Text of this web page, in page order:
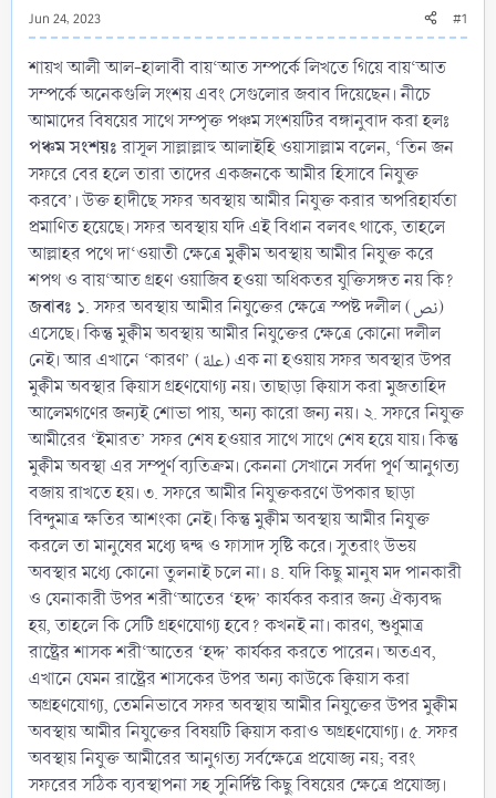
Jun 24, 2023 #1
শায়খ আলী আল-হালাবী বায়‘আত সম্পর্কে লিখতে গিয়ে বায়‘আত
সম্পর্কে অনেকগুলি সংশয় এবং সেগুলোর জবাব দিয়েছেন। নীচে
আমাদের বিষয়ের সাথে সম্পৃক্ত পঞ্চম সংশয়টির বঙ্গানুবাদ করা হলঃ
পঞ্চম সংশয়ঃরাসূল সাল্লাল্লাহু আলাইহি ওয়াসাল্লাম বলেন, ‘তিন জন
সফরে বের হলে তারা তাদের একজনকে আমীর হিসাবে নিযুক্ত
করবে’। উক্ত হাদীছে সফর অবস্থায় আমীর নিযুক্ত করার অপরিহার্যতা
প্রমাণিত হয়েছে। সফর অবস্থায় যদি এই বিধান বলবৎ থাকে, তাহলে
আল্লাহর পথে দা‘ওয়াতী ক্ষেত্রে মুক্বীম অবস্থায় আমীর নিযুক্ত করে
শপথ ও বায়‘আত গ্রহণ ওয়াজিব হওয়া অধিকতর যুক্তিসঙ্গত নয় কি?
জবাবঃ ১. সফর অবস্থায় আমীর নিযুক্তের ক্ষেত্রে স্পষ্ট দলীল (نص)
এসেছে। কিন্তু মুক্বীম অবস্থায় আমীর নিযুক্তের ক্ষেত্রে কোনো দলীল
নেই। আর এখানে ‘কারণ’ (علة) এক না হওয়ায় সফর অবস্থার উপর
মুক্বীম অবস্থার ক্বিয়াস গ্রহণযোগ্য নয়। তাছাড়া ক্বিয়াস করা মুজতাহিদ
আলেমগণের জন্যই শোভা পায়, অন্য কারো জন্য নয়। ২. সফরে নিযুক্ত
আমীরের ‘ইমারত’ সফর শেষ হওয়ার সাথে সাথে শেষ হয়ে যায়। কিন্তু
মুক্বীম অবস্থা এর সম্পূর্ণ ব্যতিক্রম। কেননা সেখানে সর্বদা পূর্ণ আনুগত্য
বজায় রাখতে হয়। ৩. সফরে আমীর নিযুক্তকরণে উপকার ছাড়া
বিন্দুমাত্র ক্ষতির আশংকা নেই। কিন্তু মুক্বীম অবস্থায় আমীর নিযুক্ত
করলে তা মানুষের মধ্যে দ্বন্দ্ব ও ফাসাদ সৃষ্টি করে। সুতরাং উভয়
অবস্থার মধ্যে কোনো তুলনাই চলে না। ৪. যদি কিছু মানুষ মদ পানকারী
ও যেনাকারী উপর শরী‘আতের ‘হদ্দ’ কার্যকর করার জন্য ঐক্যবদ্ধ
হয়, তাহলে কি সেটি গ্রহণযোগ্য হবে? কখনই না। কারণ, শুধুমাত্র
রাষ্ট্রের শাসক শরী‘আতের ‘হদ্দ’ কার্যকর করতে পারেন। অতএব,
এখানে যেমন রাষ্ট্রের শাসকের উপর অন্য কাউকে ক্বিয়াস করা
অগ্রহণযোগ্য, তেমনিভাবে সফর অবস্থায় আমীর নিযুক্তের উপর মুক্বীম
অবস্থায় আমীর নিযুক্তের বিষয়টি ক্বিয়াস করাও অগ্রহণযোগ্য। ৫. সফর
অবস্থায় নিযুক্ত আমীরের আনুগত্য সর্বক্ষেত্রে প্রযোজ্য নয়; বরং
সফরের সঠিক ব্যবস্থাপনা সহ সুনির্দিষ্ট কিছু বিষয়ের ক্ষেত্রে প্রযোজ্য।